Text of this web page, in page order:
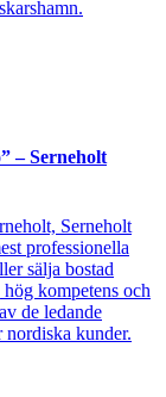
– Serneholt
Serneholt
professionella
sälja bostad
kompetens och
de ledande
nordiska kunder.